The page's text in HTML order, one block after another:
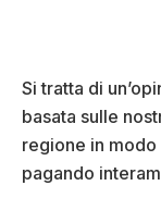
Si tratta di
basata sulle
regione in
pagando